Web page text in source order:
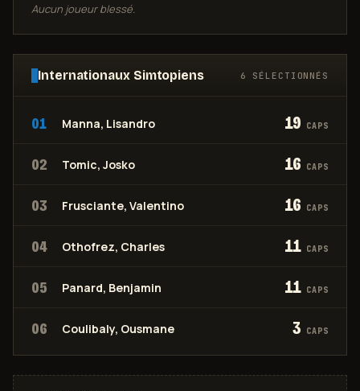
Aucun joueur blessé.
Internationaux Simtopiens 6 SÉLECTIONNÉ S
01 Manna, Lisandro 19 CAPS
02 Tomic, Josko 16 CAPS
03 Frusciante, Valentino 16 CAPS
04 Othofrez, Charles 11 CAPS
05 Panard, Benjamin 11 CAPS
06 Coulibaly, Ousmane 3 CAPS